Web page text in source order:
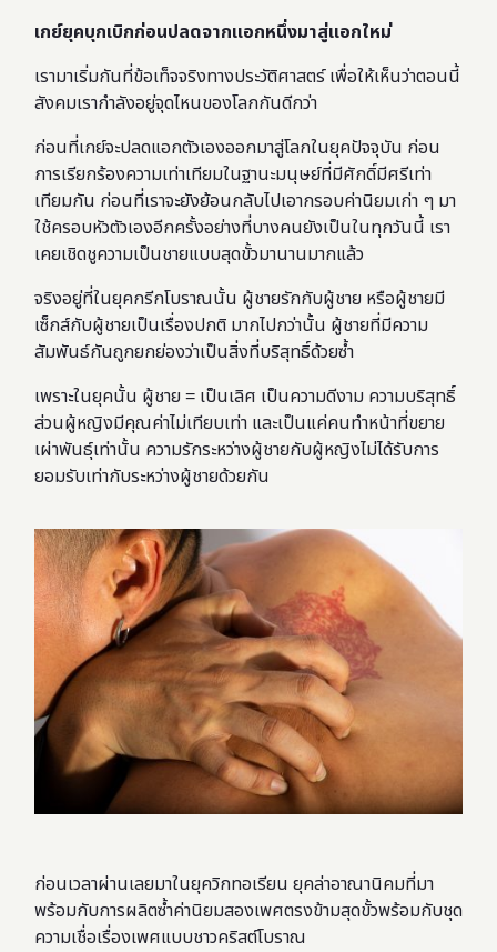
เกย์ยุคบุกเบิกก่อนปลดจากแอกหนึ่งมาสู่แอกใหม่
เรามาเริ่มกันที่ข้อเท็จจริงทางประวัติศาสตร์ เพื่อให้เห็นว่าตอนนี้
สังคมเรากำลังอยู่จุดไหนของโลกกันดีกว่า
ก่อนที่เกย์จะปลดแอกตัวเองออกมาสู่โลกในยุคปัจจุบัน ก่อน
การเรียกร้องความเท่าเทียมในฐานะมนุษย์ที่มีศักดิ์มีศรีเท่า
เทียมกัน ก่อนที่เราจะยังย้อนกลับไปเอากรอบค่านิยมเก่า ๆ มา
ใช้ครอบหัวตัวเองอีกครั้งอย่างที่บางคนยังเป็นในทุกวันนี้ เรา
เคยเชิดชูความเป็นชายแบบสุดขั้วมานานมากแล้ว
จริงอยู่ที่ในยุคกรีกโบราณนั้น ผู้ชายรักกับผู้ชาย หรือผู้ชายมี
เซ็กส์กับผู้ชายเป็นเรื่องปกติ มากไปกว่านั้น ผู้ชายที่มีความ
สัมพันธ์กันถูกยกย่องว่าเป็นสิ่งที่บริสุทธิ์ด้วยซ้ำ
เพราะในยุคนั้น ผู้ชาย = เป็นเลิศ เป็นความดีงาม ความบริสุทธิ์
ส่วนผู้หญิงมีคุณค่าไม่เทียบเท่า และเป็นแค่คนทำหน้าที่ขยาย
เผ่าพันธุ์เท่านั้น ความรักระหว่างผู้ชายกับผู้หญิงไม่ได้รับการ
ยอมรับเท่ากับระหว่างผู้ชายด้วยกัน
ก่อนเวลาผ่านเลยมาในยุควิกทอเรียน ยุคล่าอาณานิคมที่มา
พร้อมกับการผลิตซ้ำค่านิยมสองเพศตรงข้ามสุดขั้วพร้อมกับชุด
ความเชื่อเรื่องเพศแบบชาวคริสต์โบราณ